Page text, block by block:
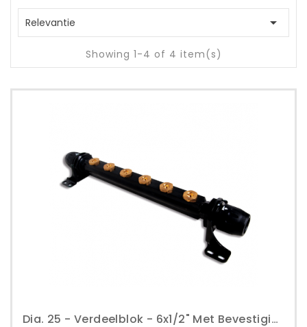
Relevantie 
Showing 1-4 of 4 item(s)
Dia. 25 - Verdeelblok - 6x1/2" Met Bevestiging - Transair